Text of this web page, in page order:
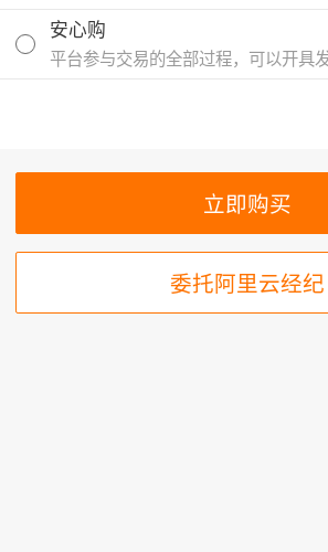
安心购
平台参与交易的全部过程，可以开具
委托阿里云经纪